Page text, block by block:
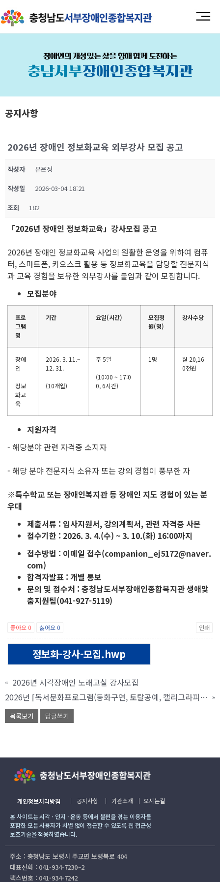
장애인의 개성있는 삶을 향해 함께 도전하는
충남서부장애인종합복지관
공지사항
2026년 장애인 정보화교육 외부강사 모집 공고
작성자 유은정
작성일 2026-03-04 18:21
조회 182
「2026년 장애인 정보화교육」 강사모집 공고
2026년 장애인 정보화교육 사업의 원활한 운영을 위하여 컴퓨
터, 스마트폰, 키오스크 활용 등 정보화교육을 담당할 전문지식
과 교육 경험을 보유한 외부강사를 붙임과 같이 모집합니다.
모집분야
프로
그램
명
기간 요일(시간)
모집정
원(명)
강사수당
장애
인
정보
화교
육
2026. 3. 11.~
12. 31.
(10개월)
주 5일
(10:00 ~ 17:0
0, 6시간)
1명
월 20,16
0천원
지원자격
- 해당분야 관련 자격증 소지자
- 해당 분야 전문지식 소유자 또는 강의 경험이 풍부한 자
※특수학교 또는 장애인복지관 등 장애인 지도 경험이 있는 분
우대
제출서류 : 입사지원서, 강의계획서,관련 자격증 사본
접수기한 : 2026. 3. 4.(수) ~ 3. 10.(화) 16:00까지
접수방법 : 이메일 접수(companion_ej5172@naver.
com)
합격자발표 : 개별 통보
문의 및 접수처 : 충청남도서부장애인종합복지관 생애맞
춤지원팀(041-927-5119)
좋아요 0 싫어요0 인쇄
정보화-강사-모집.hwp
« 2026년 시각장애인 노래교실 강사모집
2026년 ⌈독서문화프로그램(동화구연, 토탈공예, 캘리그라피)⌋ 강사 모집 공고 »
목록보기 답글쓰기
개인정보처리방침 ｜ 공지사항 ｜ 기관소개 ｜ 오시는길
본 사이트는 시각 · 인지 · 운동 등에서 불편을 겪는 이용자를
포함한 모든 사용자가 차별 없이 접근할 수 있도록 웹 접근성
보조기술을 적용하였습니다.
주소 : 충청남도 보령시 주교면 보령북로 404
대표전화 : 041-934-7230~2
팩스번호 : 041-934-7242